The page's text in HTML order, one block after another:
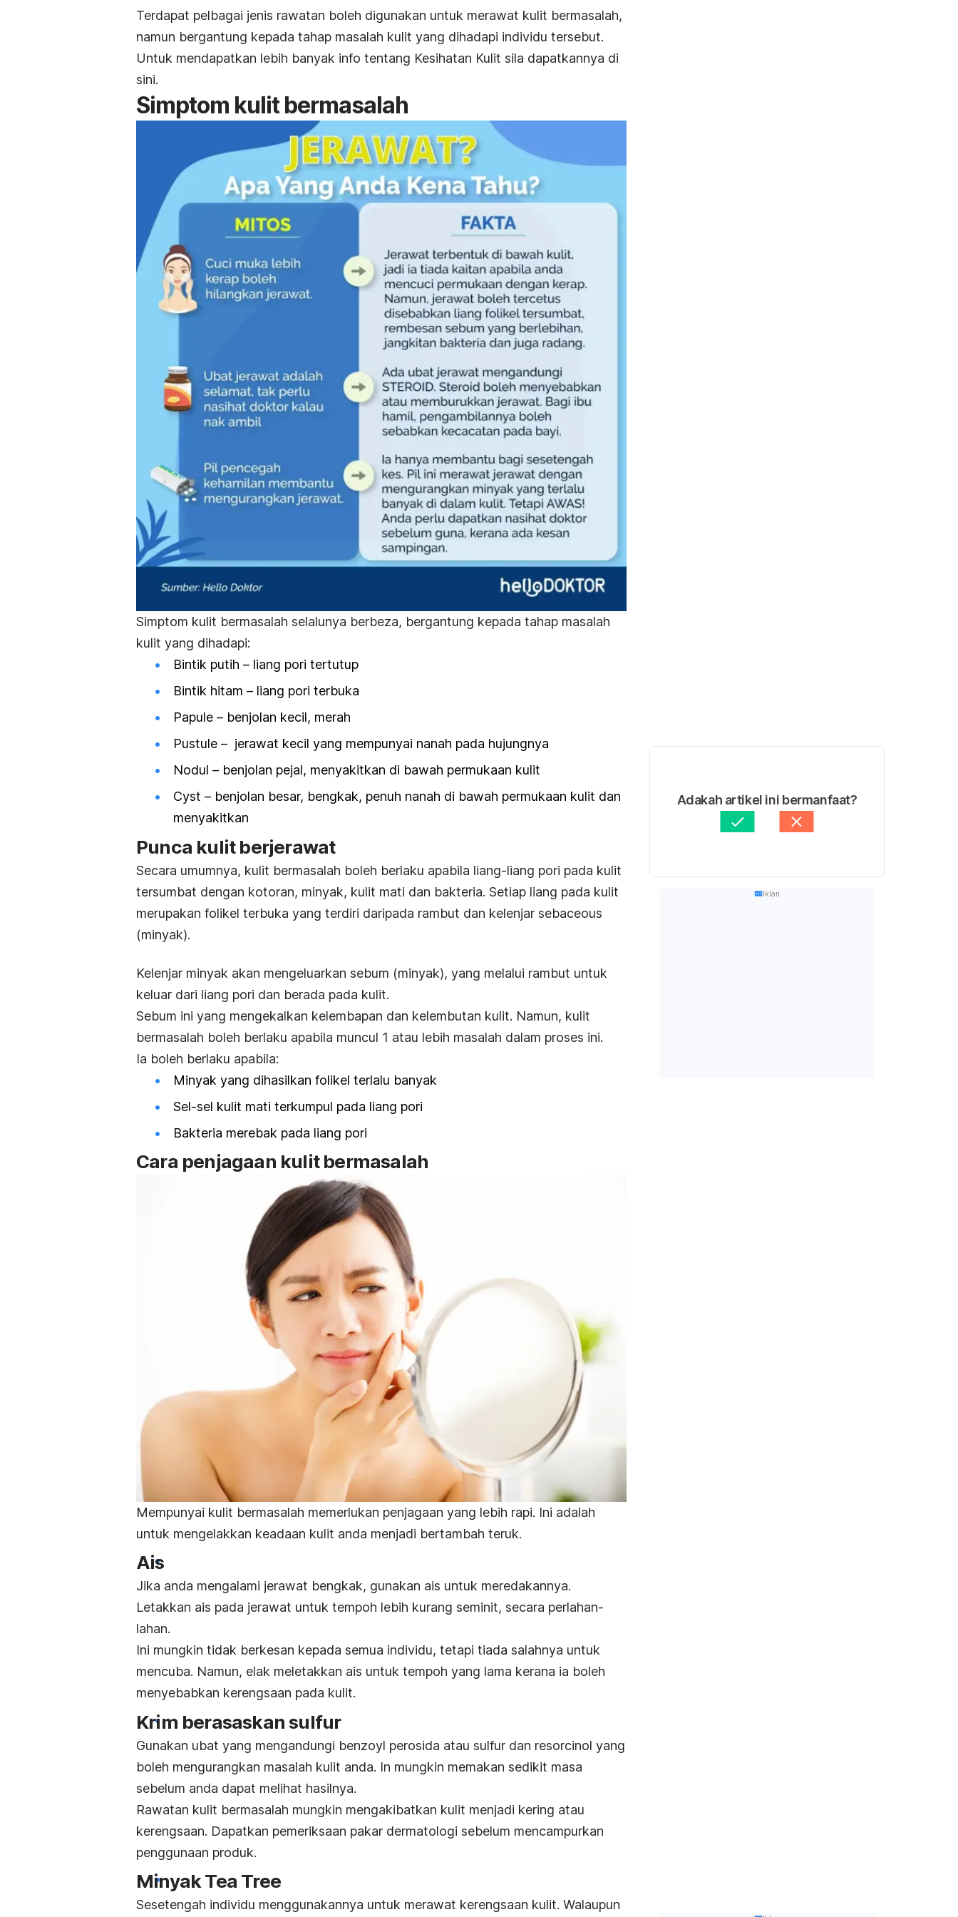
Terdapat pelbagai jenis rawatan boleh digunakan untuk merawat kulit bermasalah,
namun bergantung kepada tahap masalah kulit yang dihadapi individu tersebut.
Untuk mendapatkan lebih banyak info tentang Kesihatan Kulit sila dapatkannya di
sini.
Simptom kulit bermasalah
Simptom kulit bermasalah selalunya berbeza, bergantung kepada tahap masalah
kulit yang dihadapi:
Bintik putih – liang pori tertutup
Bintik hitam – liang pori terbuka
Papule – benjolan kecil, merah
Pustule – jerawat kecil yang mempunyai nanah pada hujungnya
Nodul – benjolan pejal, menyakitkan di bawah permukaan kulit
Cyst – benjolan besar, bengkak, penuh nanah di bawah permukaan kulit dan
menyakitkan
Punca kulit berjerawat
Secara umumnya, kulit bermasalah boleh berlaku apabila liang-liang pori pada kulit
tersumbat dengan kotoran, minyak, kulit mati dan bakteria. Setiap liang pada kulit
merupakan folikel terbuka yang terdiri daripada rambut dan kelenjar sebaceous
(minyak).
Kelenjar minyak akan mengeluarkan sebum (minyak), yang melalui rambut untuk
keluar dari liang pori dan berada pada kulit.
Sebum ini yang mengekalkan kelembapan dan kelembutan kulit. Namun, kulit
bermasalah boleh berlaku apabila muncul 1 atau lebih masalah dalam proses ini.
Ia boleh berlaku apabila:
Minyak yang dihasilkan folikel terlalu banyak
Sel-sel kulit mati terkumpul pada liang pori
Bakteria merebak pada liang pori
Cara penjagaan kulit bermasalah
Mempunyai kulit bermasalah memerlukan penjagaan yang lebih rapi. Ini adalah
untuk mengelakkan keadaan kulit anda menjadi bertambah teruk.
Ais
Jika anda mengalami jerawat bengkak, gunakan ais untuk meredakannya.
Letakkan ais pada jerawat untuk tempoh lebih kurang seminit, secara perlahan-
lahan.
Ini mungkin tidak berkesan kepada semua individu, tetapi tiada salahnya untuk
mencuba. Namun, elak meletakkan ais untuk tempoh yang lama kerana ia boleh
menyebabkan kerengsaan pada kulit.
Krim berasaskan sulfur
Gunakan ubat yang mengandungi benzoyl perosida atau sulfur dan resorcinol yang
boleh mengurangkan masalah kulit anda. In mungkin memakan sedikit masa
sebelum anda dapat melihat hasilnya.
Rawatan kulit bermasalah mungkin mengakibatkan kulit menjadi kering atau
kerengsaan. Dapatkan pemeriksaan pakar dermatologi sebelum mencampurkan
penggunaan produk.
Minyak Tea Tree
Sesetengah individu menggunakannya untuk merawat kerengsaan kulit. Walaupun
Adakah artikel ini bermanfaat?
Iklan